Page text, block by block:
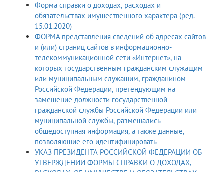
Форма справки о доходах, расходах и
обязательствах имущественного характера (ред.
15.01.2020)
ФОРМА представления сведений об адресах сайтов
и (или) страниц сайтов в информационно-
телекоммуникационной сети «Интернет», на
которых государственным гражданским служащим
или муниципальным служащим, гражданином
Российской Федерации, претендующим на
замещение должности государственной
гражданской службы Российской Федерации или
муниципальной службы, размещались
общедоступная информация, а также данные,
позволяющие его идентифицировать
УКАЗ ПРЕЗИДЕНТА РОССИЙСКОЙ ФЕДЕРАЦИИ ОБ
УТВЕРЖДЕНИИ ФОРМЫ СПРАВКИ О ДОХОДАХ,